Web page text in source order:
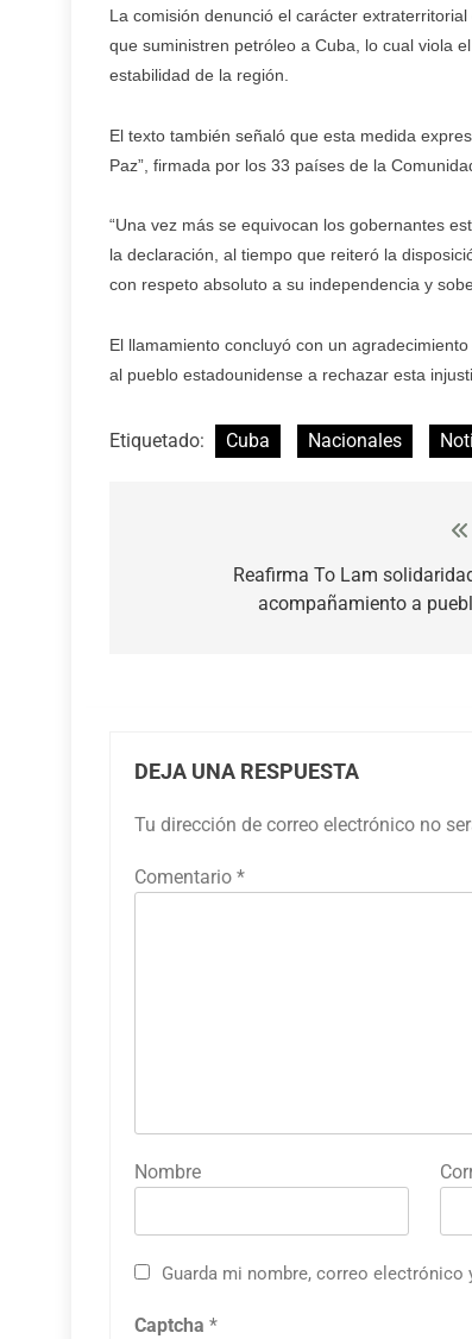
La comisión denunció el carácter
que suministren petróleo a Cuba, lo cual viola
estabilidad de la región.
El texto también señaló que esta medida
Paz”, firmada por los 33 países de la
“Una vez más se equivocan los gobernantes
la declaración, al tiempo que reiteró la
con respeto absoluto a su independencia y
El llamamiento concluyó con un
al pueblo estadounidense a rechazar esta
Etiquetado: Cuba Nacionales
Reafirma To Lam
acompañamiento a
DEJA UNA RESPUESTA
Tu dirección de correo electrónico no
Comentario *
Nombre
Guarda mi nombre, correo electrónico
Captcha *